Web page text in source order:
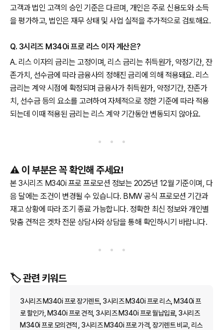
고객과 법인 고객의 승인 기준은 다르며, 개인은 주로 신용도와 소득
을 평가하고, 법인은 재무 상태 및 사업 실적을 추가적으로 검토해요.
Q. 3시리즈 M340i 프로 리스 이자 계산은?
A. 리스 이자의 금리는 고정이며, 리스 금리는 취득원가, 약정기간, 잔
존가치, 선수금에 따라 금융사의 정해진 금리에 의해 적용돼요. 리스
금리는 계약 시점에 확정되며 금융사가 취득원가, 약정기간, 잔존가
치, 선수금 등의 요소를 고려하여 자체적으로 정한 기준에 따라 적용
되는데 이때 적용된 금리는 리스 계약 기간동안 변동되지 않아요.
⚠️ 이 부분은 꼭 확인해 주세요!
본 3시리즈 M340i 프로 프로모션 정보는 2025년 12월 기준이며, 다
음 달에는 조건이 변경될 수 있습니다. BMW 공식 프로모션 기간과
재고 상황에 따라 조기 종료 가능합니다. 정확한 최신 정보와 개인별
맞춤 견적은 겟차 전문 상담사와 상담을 통해 확인하시기 바랍니다.
🏷️ 관련 키워드
3시리즈 M340i 프로 장기렌트, 3시리즈 M340i 프로 리스, M340i 프
로 할인가, M340i 프로 견적, 3시리즈 M340i 프로 월납입료, 3시리즈
M340i 프로 모의견적 , 3시리즈 M340i 프로 가격, 장기렌트 비교, 리스